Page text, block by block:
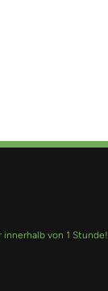
von 1 Stunde!